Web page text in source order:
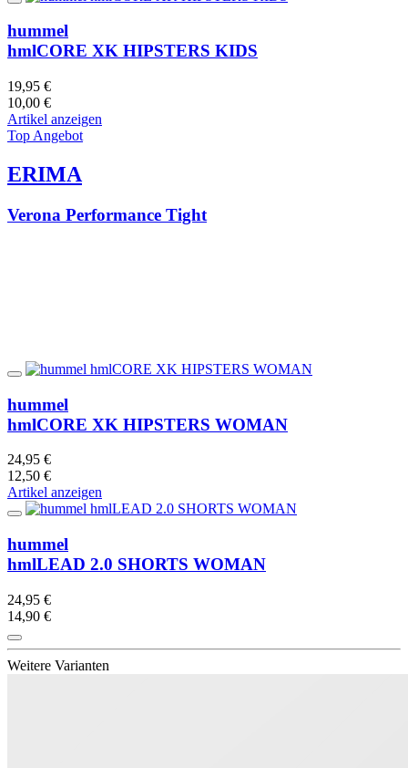
hummel
hmlCORE XK HIPSTERS KIDS
19,95 €
10,00 €
Artikel anzeigen
Top Angebot
ERIMA
Verona Performance Tight
hummel
hmlCORE XK HIPSTERS WOMAN
24,95 €
12,50 €
Artikel anzeigen
hummel
hmlLEAD 2.0 SHORTS WOMAN
24,95 €
14,90 €
Weitere Varianten